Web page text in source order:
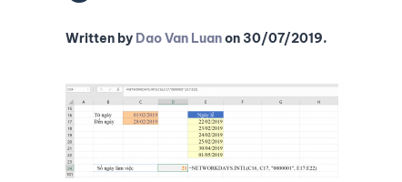
Written by Dao Van Luanon 30/07/2019.